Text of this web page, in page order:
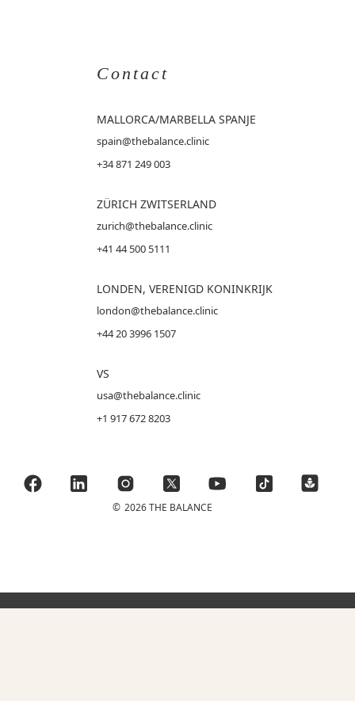
Contact
MALLORCA/MARBELLA SPANJE
spain@thebalance.clinic
+34 871 249 003
ZÜRICH ZWITSERLAND
zurich@thebalance.clinic
+41 44 500 5111
LONDEN, VERENIGD KONINKRIJK
london@thebalance.clinic
+44 20 3996 1507
VS
usa@thebalance.clinic
+1 917 672 8203
© 2026 THE BALANCE